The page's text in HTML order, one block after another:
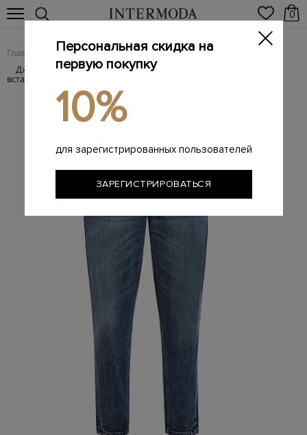
0
Главная Женщинам / Женская одежда / Женские джинсы
/ Джинсы Tapered Leg из денима Authentic с ювелирной
вставкой
Персональная скидка на
первую покупку
10%
для зарегистрированных пользователей
ЗАРЕГИСТРИРОВАТЬСЯ